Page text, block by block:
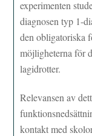
experimenten
diagnosen typ 1-
den obligatoriska
möjligheterna för
lagidrotter.
Relevansen av
kontakt med